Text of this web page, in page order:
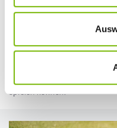
gespielt. Das Netz ist etwas
der Ball darf den Boden
spektakuläre Ballwechsel in
Herausforderung macht
Deutschland. In vielen
Beach-Tennis-Hallen, in
spielen können.